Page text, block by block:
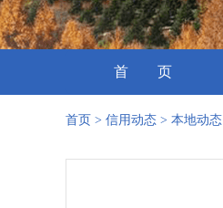
首 页
首页 > 信用动态 > 本地动态